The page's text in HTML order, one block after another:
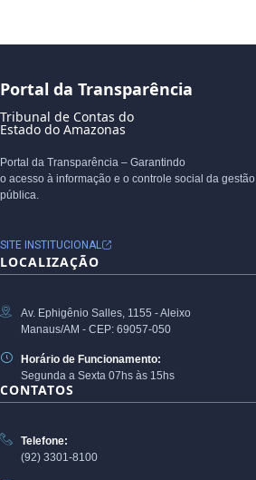
Portal da Transparência
Tribunal de Contas do
Estado do Amazonas
Portal da Transparência – Garantindo
o acesso à informação e o controle social da gestão
pública.
SITE INSTITUCIONAL
LOCALIZAÇÃO
Av. Ephigênio Salles, 1155 - Aleixo
Manaus/AM - CEP: 69057-050
Horário de Funcionamento:
Segunda a Sexta 07hs às 15hs
CONTATOS
Telefone:
(92) 3301-8100